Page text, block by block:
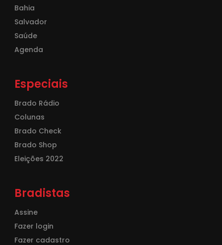
Bahia
Salvador
Saúde
Agenda
Especiais
Brado Rádio
Colunas
Brado Check
Brado Shop
Eleições 2022
Bradistas
Assine
Fazer login
Fazer cadastro